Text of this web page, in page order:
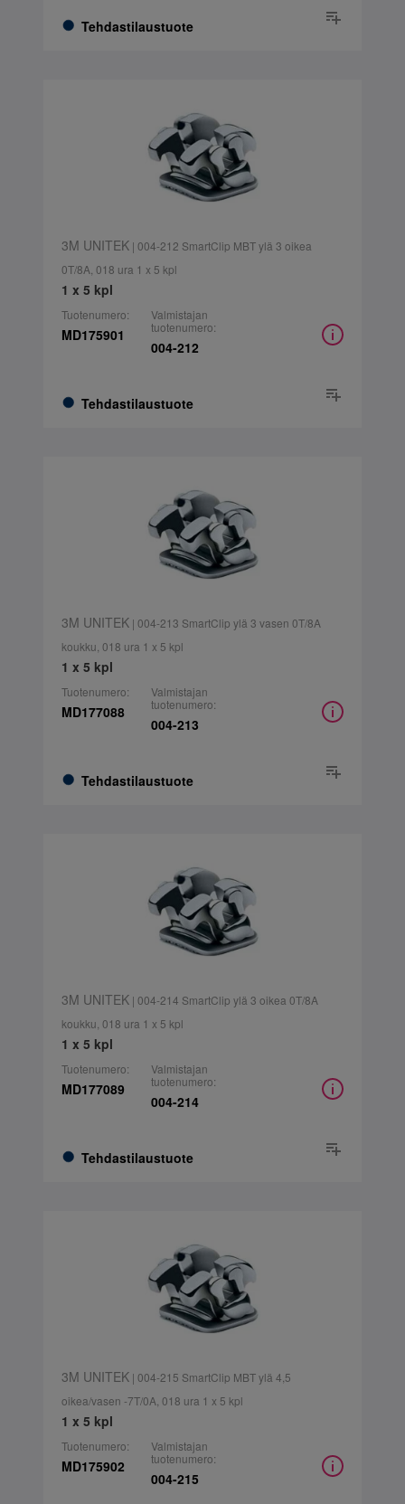
Tehdastilaustuote
3M UNITEK| 004-212 SmartClip MBT ylä 3 oikea
0T/8A, 018 ura 1 x 5 kpl
1 x 5 kpl
Tuotenumero:
MD175901
Tehdastilaustuote
Valmistajan
tuotenumero:
004-212
3M UNITEK| 004-213 SmartClip ylä 3 vasen 0T/8A
koukku, 018 ura 1 x 5 kpl
1 x 5 kpl
Tuotenumero:
MD177088
Tehdastilaustuote
Valmistajan
tuotenumero:
004-213
3M UNITEK| 004-214 SmartClip ylä 3 oikea 0T/8A
koukku, 018 ura 1 x 5 kpl
1 x 5 kpl
Tuotenumero:
MD177089
Tehdastilaustuote
Valmistajan
tuotenumero:
004-214
3M UNITEK| 004-215 SmartClip MBT ylä 4,5
oikea/vasen -7T/0A, 018 ura 1 x 5 kpl
1 x 5 kpl
Tuotenumero:
MD175902
Valmistajan
tuotenumero:
004-215